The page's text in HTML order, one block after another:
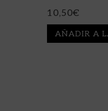
10,50€
AÑADIR A